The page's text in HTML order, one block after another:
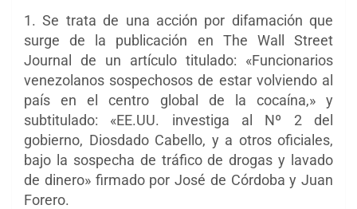
1. Se trata de una acción por difamación que
surge de la publicación en The Wall Street
Journal de un artículo titulado: «Funcionarios
venezolanos sospechosos de estar volviendo al
país en el centro global de la cocaína,» y
subtitulado: «EE.UU. investiga al Nº 2 del
gobierno, Diosdado Cabello, y a otros oficiales,
bajo la sospecha de tráfico de drogas y lavado
de dinero» firmado por José de Córdoba y Juan
Forero.